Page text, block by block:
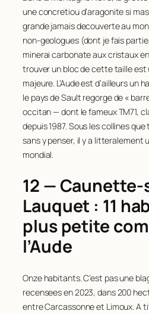
une concretiou d’aragonite si
grande jamais decouverte au
non-geologues (dont je fais
minerai carbonate aux cristaux
trouver un bloc de cette taille est
majeure. L’Aude est d’ailleurs un
le pays de Sault regorge de «
occitan — dont le fameux TM71,
depuis 1987. Sous les collines
sans y penser, il y a litteralement
mondial.
12 —
Lauquet : 11
plus petite
l’Aude
Onze habitants. C’est pas une
recensees en 2023, dans 200
entre Carcassonne et Limoux. A